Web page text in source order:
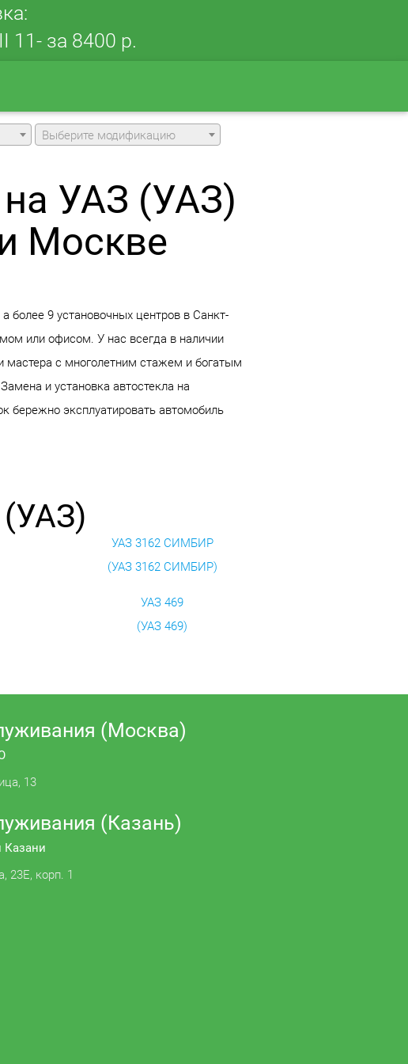
11- за 8400 р.
Выберите модификацию
УАЗ (УАЗ)
Москве
более 9 установочных центров в Санкт-
или офисом. У нас всегда в наличии
мастера с многолетним стажем и богатым
и установка автостекла на
бережно эксплуатировать автомобиль
УАЗ 3162 СИМБИР
(УАЗ 3162 СИМБИР)
УАЗ 469
(УАЗ 469)
(Москва)
13
(Казань)
Казани
23Е, корп. 1